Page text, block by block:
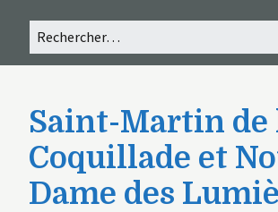
Saint-Martin de
Coquillade et
Dame des